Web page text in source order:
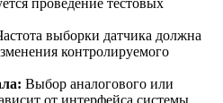
выборки датчика должна
контролируемого
Выбор аналогового или
от интерфейса системы